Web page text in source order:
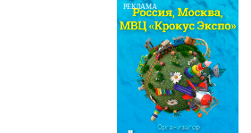
РЕКЛАМА